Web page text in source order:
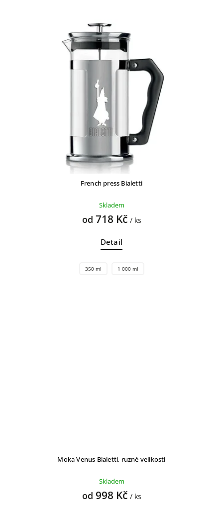
French press Bialetti
Skladem
od 718 Kč / ks
Detail
350 ml 1 000 ml
Moka Venus Bialetti, ruzné velikosti
Skladem
od 998 Kč / ks